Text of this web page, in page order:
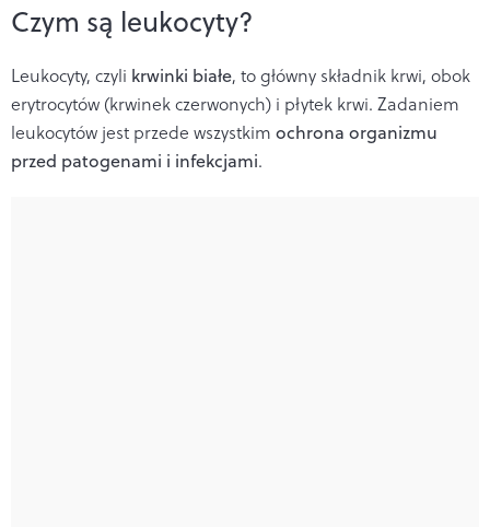
Czym są leukocyty?
Leukocyty, czyli krwinki białe, to główny składnik krwi, obok
erytrocytów (krwinek czerwonych) i płytek krwi. Zadaniem
leukocytów jest przede wszystkim ochrona organizmu
przed patogenami i infekcjami.